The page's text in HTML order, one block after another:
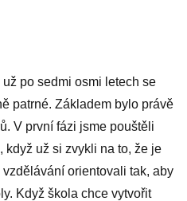
po sedmi osmi letech se
patrné. Základem bylo právě
V první fázi jsme pouštěli
když už si zvykli na to, že je
orientovali tak, aby
Když škola chce vytvořit